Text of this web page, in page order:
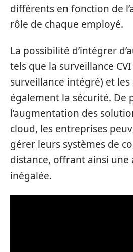
différents en fonction de
rôle de chaque employé.
La possibilité d’intégrer
tels que la surveillance
surveillance intégré) et
également la sécurité. De
l’augmentation des
cloud, les entreprises
gérer leurs systèmes de
distance, offrant ainsi
inégalée.